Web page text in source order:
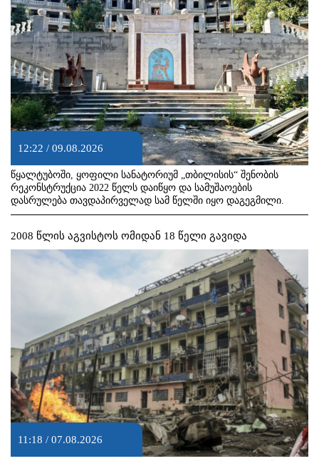
12:22 / 09.08.2026
წყალტუბოში, ყოფილი სანატორიუმ „თბილისის“ შენობის
რეკონსტრუქცია 2022 წელს დაიწყო და სამუშაოების
დასრულება თავდაპირველად სამ წელში იყო დაგეგმილი.
2008 წლის აგვისტოს ომიდან 18 წელი გავიდა
11:18 / 07.08.2026